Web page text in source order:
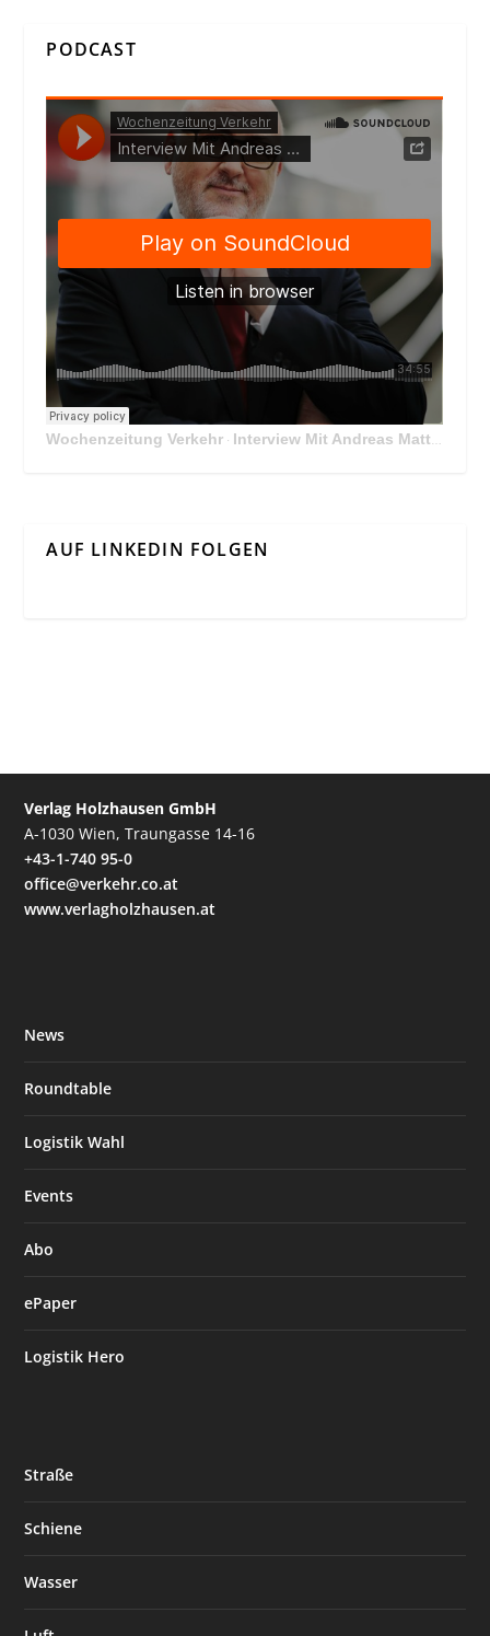
PODCAST
Wochenzeitung Verkehr · Interview Mit Andreas Matthä, CEO der ÖBB Holding
AUF LINKEDIN FOLGEN
Verlag Holzhausen GmbH
A-1030 Wien, Traungasse 14-16
+43-1-740 95-0
office@verkehr.co.at
www.verlagholzhausen.at
News
Roundtable
Logistik Wahl
Events
Abo
ePaper
Logistik Hero
Straße
Schiene
Wasser